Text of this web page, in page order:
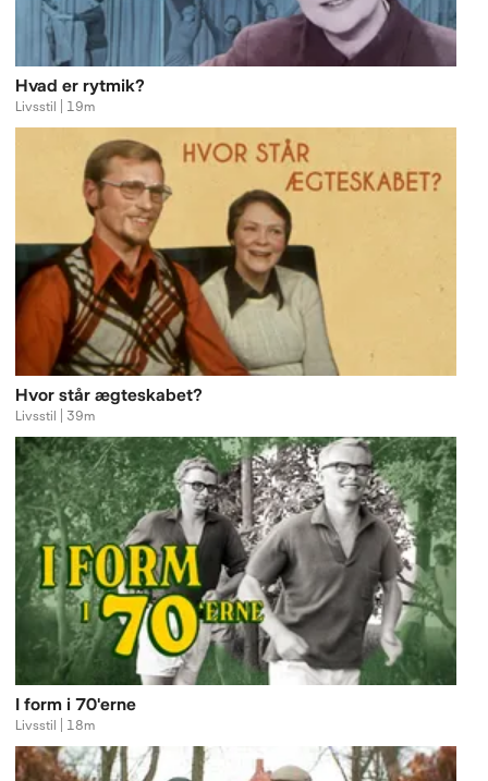
Hvad er rytmik?
Livsstil | 19m
Hvor står ægteskabet?
Livsstil | 39m
I form i 70'erne
Livsstil | 18m